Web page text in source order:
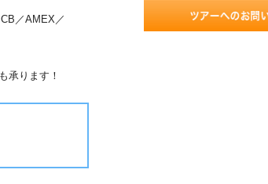
／AMEX／
承ります！